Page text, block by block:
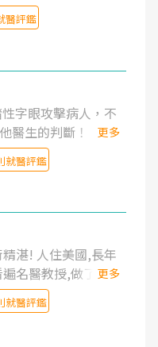
醫評鑑
字眼攻擊病人，不
醫生的判斷！
更多
就醫評鑑
湛! 人住美國,長年
名醫教授,做了各種
及物理徒手治療都
都效果有限,只是壓
重影響生活品質.
更多
就醫評鑑